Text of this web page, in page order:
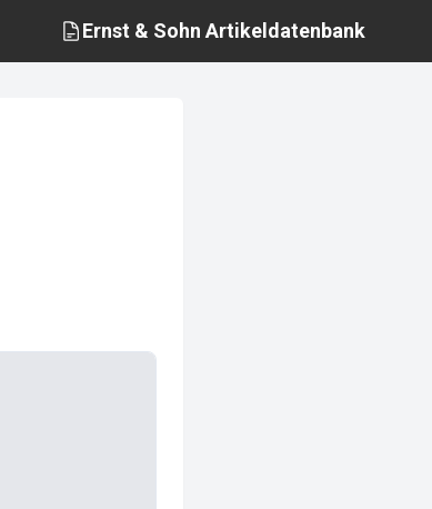
Ernst & Sohn Artikeldatenbank